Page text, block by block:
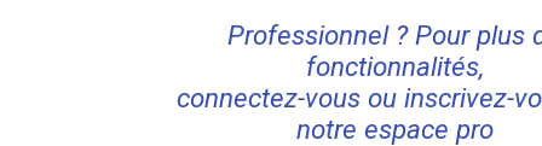
Professionnel ? Pour plus
fonctionnalités,
connectez-vous ou inscrivez-
notre espace pro